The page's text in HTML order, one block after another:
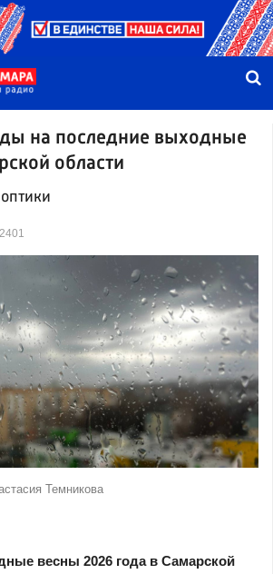
на последние выходные
области
2401
Темникова
весны 2026 года в Самарской